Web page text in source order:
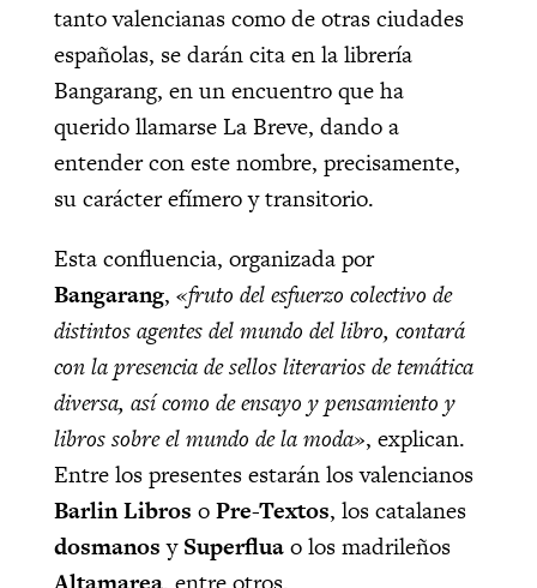
tanto valencianas como de otras ciudades
españolas, se darán cita en la librería
Bangarang, en un encuentro que ha
querido llamarse La Breve, dando a
entender con este nombre, precisamente,
su carácter efímero y transitorio.
Esta confluencia, organizada por
Bangarang, «fruto del esfuerzo colectivo de
distintos agentes del mundo del libro, contará
con la presencia de sellos literarios de temática
diversa, así como de ensayo y pensamiento y
libros sobre el mundo de la moda», explican.
Entre los presentes estarán los valencianos
Barlin Libros oPre-Textos, los catalanes
dosmanosySuperfluao los madrileños